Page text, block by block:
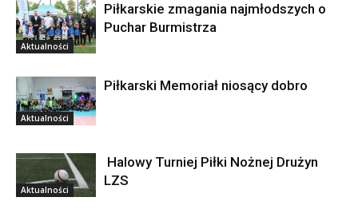
Aktualności
Piłkarskie zmagania najmłodszych o
Puchar Burmistrza
Aktualności
Piłkarski Memoriał niosący dobro
Aktualności
Halowy Turniej Piłki Nożnej Drużyn
LZS